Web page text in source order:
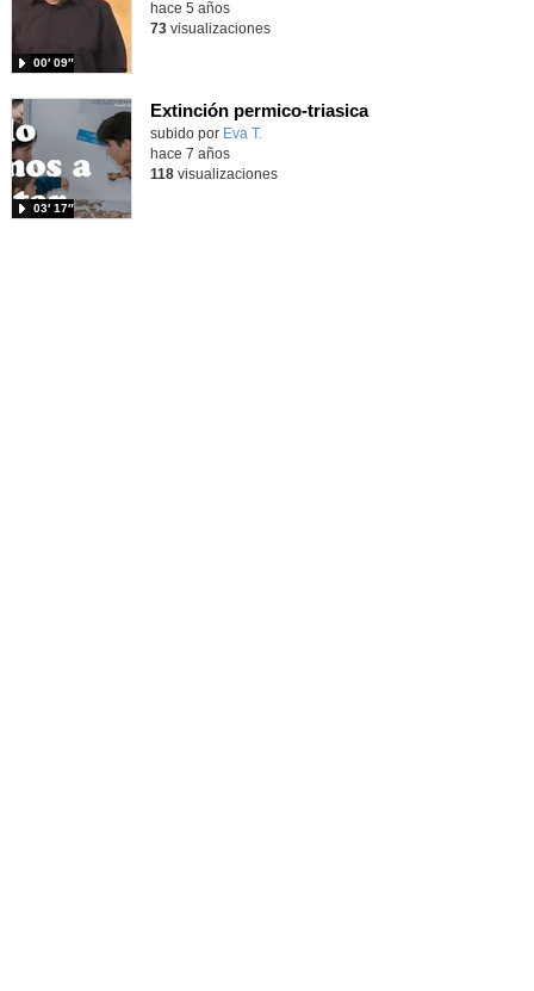
00′ 09″
hace 5 años
73visualizaciones
Extinción permico-triasica
subido por Eva T.
03′ 17″
hace 7 años
118visualizaciones